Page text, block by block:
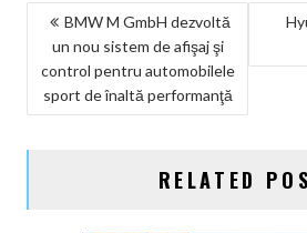
NAVIGARE
ÎN
ARTICOLE
BMW M GmbH dezvoltă
un nou sistem de afişaj şi
control pentru automobilele
sport de înaltă performanţă
RELATED